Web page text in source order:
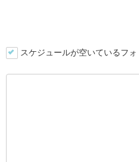
スケジュールが空いているフ